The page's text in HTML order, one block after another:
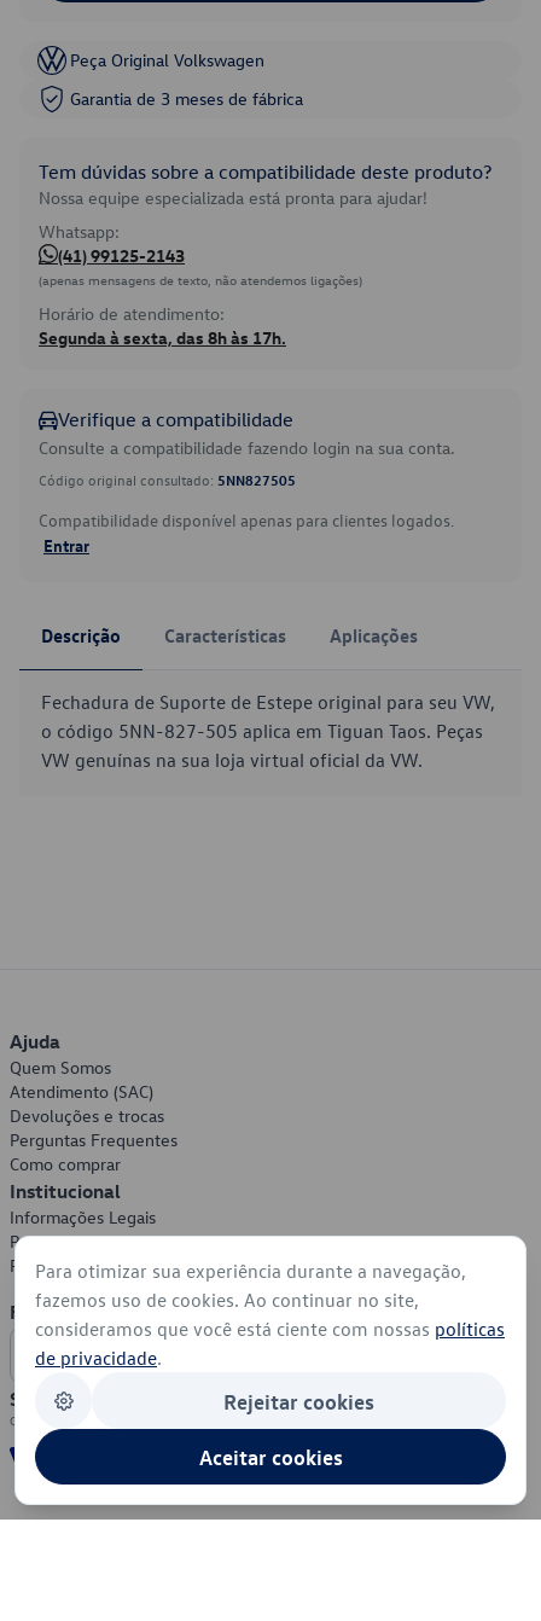
Peça Original Volkswagen
Garantia de 3 meses de fábrica
Tem dúvidas sobre a compatibilidade deste produto?
Nossa equipe especializada está pronta para ajudar!
Whatsapp:
(41) 99125-2143
(apenas mensagens de texto, não atendemos ligações)
Horário de atendimento:
Segunda à sexta, das 8h às 17h.
Verifique a compatibilidade
Consulte a compatibilidade fazendo login na sua conta.
Código original consultado: 5NN827505
Compatibilidade disponível apenas para clientes logados.
Entrar
Descrição Características Aplicações
Fechadura de Suporte de Estepe original para seu VW,
o código 5NN-827-505 aplica em Tiguan Taos. Peças
VW genuínas na sua loja virtual oficial da VW.
Ajuda
Quem Somos
Atendimento (SAC)
Devoluções e trocas
Perguntas Frequentes
Como comprar
Institucional
Informações Legais
Política de Privacidade
Política de Cookies
Formas de Pagamento
Segurança
Para otimizar sua experiência durante a navegação,
fazemos uso de cookies. Ao continuar no site,
consideramos que você está ciente com nossas políticas
de privacidade.
Rejeitar cookies
Aceitar cookies